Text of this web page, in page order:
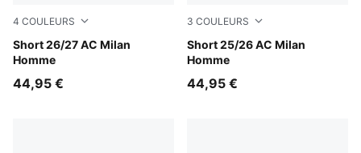
4 COULEURS
Short 26/27 AC Milan
Homme
PUMA Black-For All Time Red
44,95 €
3 COULEURS
Short 25/26 AC Milan
Homme
PUMA Black-For All Time
44,95 €